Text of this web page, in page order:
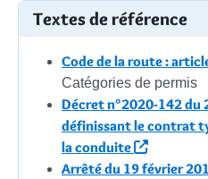
Textes de référence
Code de la route :
Catégories de permis
Décret n°2020-142 du
définissant le contrat
la conduite
Arrêté du 19 février